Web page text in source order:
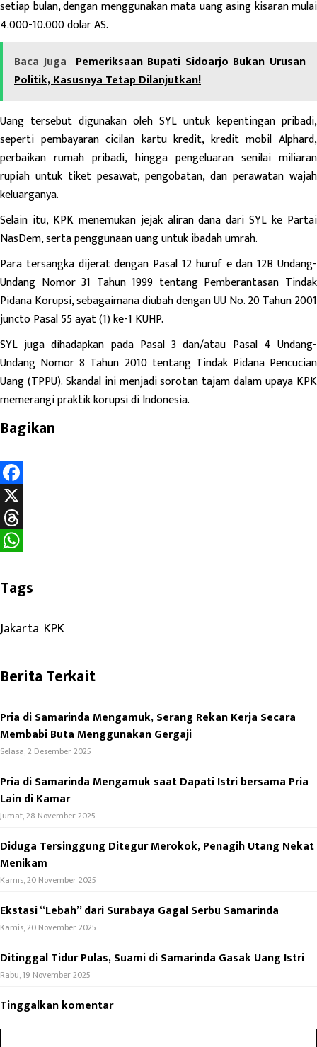
setiap bulan, dengan menggunakan mata uang asing kisaran mulai
4.000-10.000 dolar AS.
Baca Juga Pemeriksaan Bupati Sidoarjo Bukan Urusan
Politik, Kasusnya Tetap Dilanjutkan!
Uang tersebut digunakan oleh SYL untuk kepentingan pribadi,
seperti pembayaran cicilan kartu kredit, kredit mobil Alphard,
perbaikan rumah pribadi, hingga pengeluaran senilai miliaran
rupiah untuk tiket pesawat, pengobatan, dan perawatan wajah
keluarganya.
Selain itu, KPK menemukan jejak aliran dana dari SYL ke Partai
NasDem, serta penggunaan uang untuk ibadah umrah.
Para tersangka dijerat dengan Pasal 12 huruf e dan 12B Undang-
Undang Nomor 31 Tahun 1999 tentang Pemberantasan Tindak
Pidana Korupsi, sebagaimana diubah dengan UU No. 20 Tahun 2001
juncto Pasal 55 ayat (1) ke-1 KUHP.
SYL juga dihadapkan pada Pasal 3 dan/atau Pasal 4 Undang-
Undang Nomor 8 Tahun 2010 tentang Tindak Pidana Pencucian
Uang (TPPU). Skandal ini menjadi sorotan tajam dalam upaya KPK
memerangi praktik korupsi di Indonesia.
Bagikan
F
a
c
b
o
X
T
r
a
s
h
t
A
p
Tags
Jakarta KPK
Berita Terkait
Pria di Samarinda Mengamuk, Serang Rekan Kerja Secara
Membabi Buta Menggunakan Gergaji
Selasa, 2 Desember 2025
Pria di Samarinda Mengamuk saat Dapati Istri bersama Pria
Lain di Kamar
Jumat, 28 November 2025
Diduga Tersinggung Ditegur Merokok, Penagih Utang Nekat
Menikam
Kamis, 20 November 2025
Ekstasi “Lebah” dari Surabaya Gagal Serbu Samarinda
Kamis, 20 November 2025
Ditinggal Tidur Pulas, Suami di Samarinda Gasak Uang Istri
Rabu, 19 November 2025
Tinggalkan komentar
Komentar